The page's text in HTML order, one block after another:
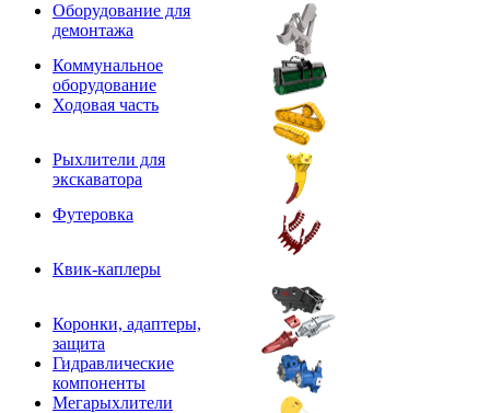
Оборудование для
демонтажа
Коммунальное
оборудование
Ходовая часть
Рыхлители для
экскаватора
Футеровка
Квик-каплеры
Коронки, адаптеры,
защита
Гидравлические
компоненты
Мегарыхлители